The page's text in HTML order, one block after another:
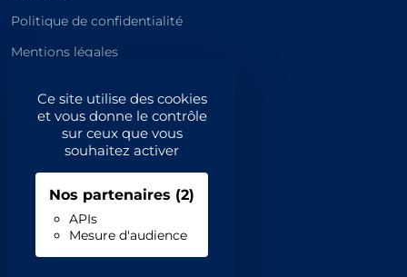
Ce site utilise des cookies
et vous donne le contrôle
sur ceux que vous
souhaitez activer
Nos partenaires (2)
APIs
Mesure d'audience
Politique de confidentialité
Mentions légales
Catégories principales
Catégories
Professionnels
Inscrivez-vous